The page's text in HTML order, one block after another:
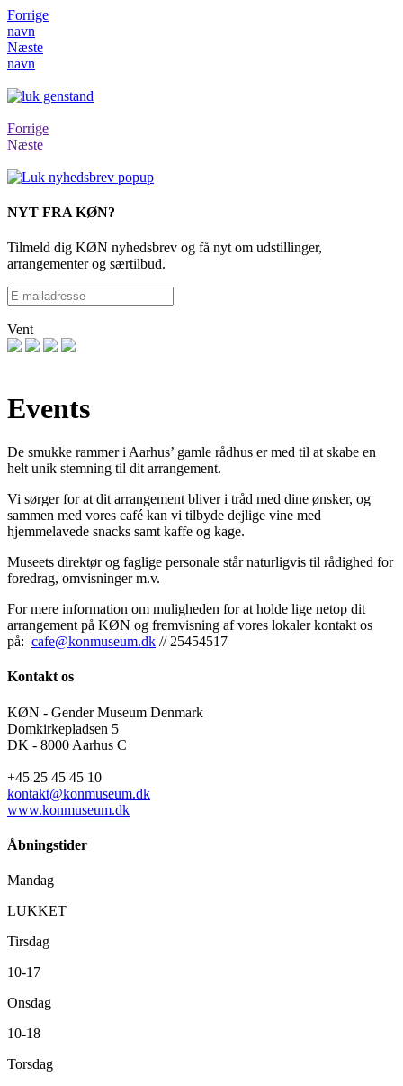
Forrige
navn
Næste
navn
Forrige
Næste
NYT FRA KØN?
Tilmeld dig KØN nyhedsbrev og få nyt om udstillinger,
arrangementer og særtilbud.
Vent
Events
De smukke rammer i Aarhus’ gamle rådhus er med til at skabe en
helt unik stemning til dit arrangement.
Vi sørger for at dit arrangement bliver i tråd med dine ønsker, og
sammen med vores café kan vi tilbyde dejlige vine med
hjemmelavede snacks samt kaffe og kage.
Museets direktør og faglige personale står naturligvis til rådighed for
foredrag, omvisninger m.v.
For mere information om muligheden for at holde lige netop dit
arrangement på KØN og fremvisning af vores lokaler kontakt os
på: cafe@konmuseum.dk // 25454517
Kontakt os
KØN - Gender Museum Denmark
Domkirkepladsen 5
DK - 8000 Aarhus C
+45 25 45 45 10
kontakt@konmuseum.dk
www.konmuseum.dk
Åbningstider
Mandag
LUKKET
Tirsdag
10-17
Onsdag
10-18
Torsdag